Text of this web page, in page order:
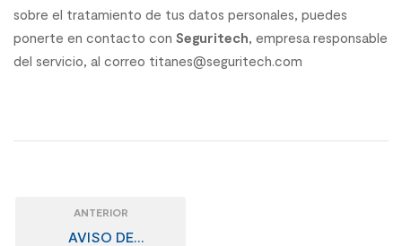
sobre el tratamiento de tus datos personales, puedes
ponerte en contacto con Seguritech, empresa responsable
del servicio, al correo titanes@seguritech.com
ANTERIOR
AVISO DE